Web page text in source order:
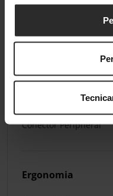
Conectores do Monitor
Conectividade
Conector Peripheral
Ergonomia